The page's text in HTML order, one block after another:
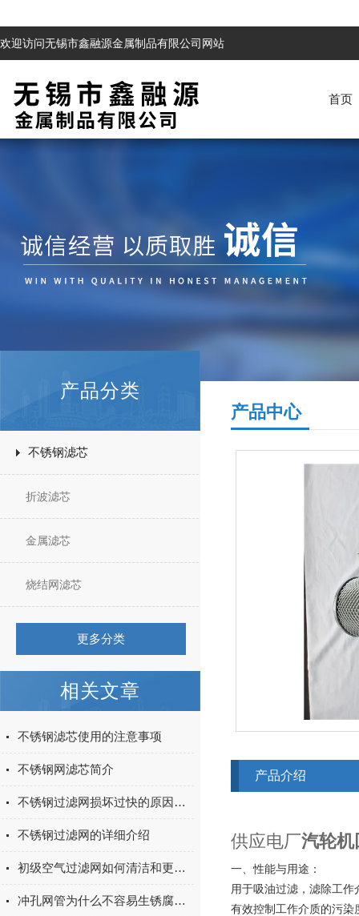
欢迎访问无锡市鑫融源金属制品有限公司网站
首页
产品分类
不锈钢滤芯
折波滤芯
金属滤芯
烧结网滤芯
更多分类
相关文章
不锈钢滤芯使用的注意事项
不锈钢网滤芯简介
不锈钢过滤网损坏过快的原因及解决方法
不锈钢过滤网的详细介绍
初级空气过滤网如何清洁和更换？
冲孔网管为什么不容易生锈腐蚀呢？
产品中心
产品介绍
供应电厂汽轮机
一、性能与用途：
用于吸油过滤，滤除工
有效控制工作介质的污